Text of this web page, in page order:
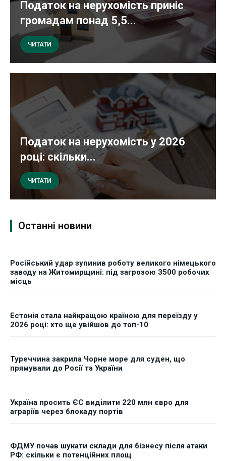
Податок на нерухомість приніс
громадам понад 5,5...
ЧИТАТИ
Податок на нерухомість у 2026
році: скільки...
ЧИТАТИ
Останні новини
Російський удар зупинив роботу великого німецького
заводу на Житомирщині: під загрозою 3500 робочих
місць
Естонія стала найкращою країною для переїзду у
2026 році: хто ще увійшов до топ-10
Туреччина закрила Чорне море для суден, що
прямували до Росії та України
Україна просить ЄС виділити 220 млн євро для
аграріїв через блокаду портів
ФДМУ почав шукати склади для бізнесу після атаки
РФ: скільки є потенційних площ